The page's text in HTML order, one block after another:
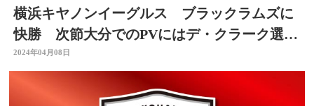
横浜キヤノンイーグルス ブラックラムズに
快勝 次節大分でのPVにはデ・クラーク選手
が登場予定 大分
2024年04月08日